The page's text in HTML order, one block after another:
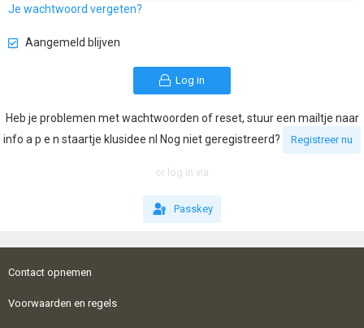
Je wachtwoord vergeten?
Aangemeld blijven
Log in
Heb je problemen met wachtwoorden of reset, stuur een mailtje naar
info a p e n staartje klusidee nl Nog niet geregistreerd?
Registreer nu
or log in via
Passkey
Contact opnemen
Voorwaarden en regels